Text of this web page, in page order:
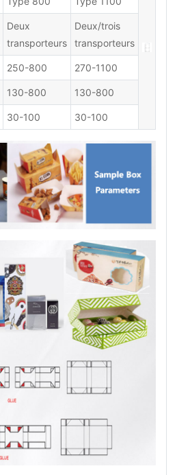
Deux
transporteurs
Deux/trois
transporteurs
250-800 270-1100
130-800 130-800
30-100 30-100